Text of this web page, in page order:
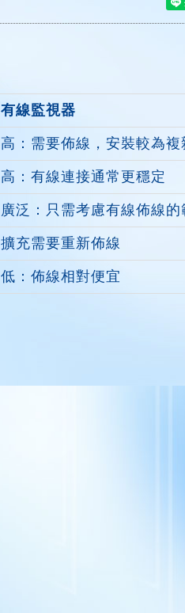
有線監視器
高：需要佈線，安裝較為複
高：有線連接通常更穩定
廣泛：只需考慮有線佈線的
擴充需要重新佈線
低：佈線相對便宜